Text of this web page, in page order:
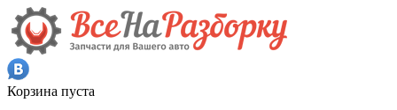
Корзина пуста